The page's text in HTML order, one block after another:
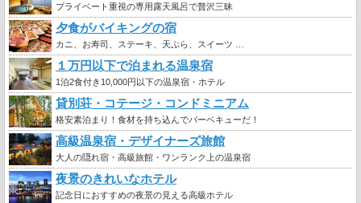
プライベート重視の専用露天風呂で贅沢三昧
夕食がバイキングの宿
カニ、お寿司、ステーキ、天ぷら、スイーツ …
１万円以下で泊まれる温泉宿
1泊2食付き10,000円以下の温泉宿・ホテル
貸別荘・コテージ・コンドミニアム
格安素泊まり！食材を持ち込んでバーベキューだ！
高級温泉宿・デザイナーズ旅館
大人の隠れ宿・高級旅館・ワンランク上の温泉宿
夜景のきれいなホテル
記念日におすすめの夜景の見える高級ホテル